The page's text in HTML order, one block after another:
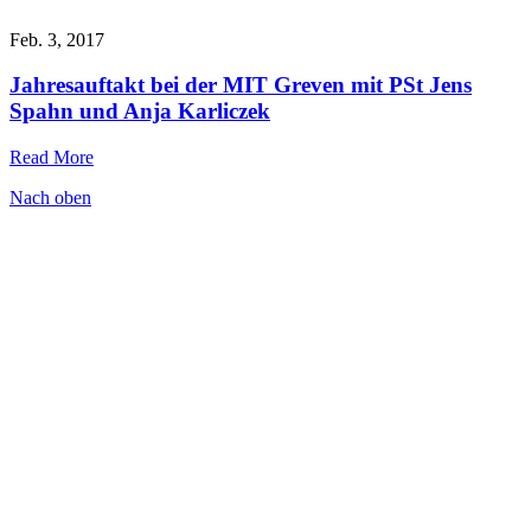
Feb. 3, 2017
Jahresauftakt bei der MIT Greven mit PSt Jens
Spahn und Anja Karliczek
Read More
Nach oben